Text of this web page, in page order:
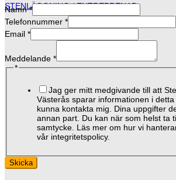
STENLÄGGNING / ENTREPRENAD
Namn*
Telefonnummer *
Email *
Meddelande *
Email
Meddelande
*
Jag ger mitt medgivande till att
Västerås sparar informationen i
kunna kontakta mig. Dina uppgifter
annan part. Du kan när som helst ta
samtycke. Läs mer om hur vi
vår integritetspolicy.
Skicka